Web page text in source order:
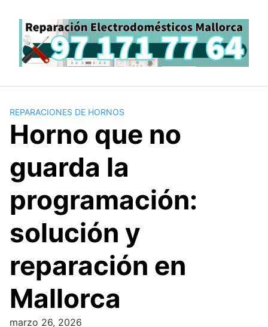
contenido
REPARACIONES DE HORNOS
Horno que no
guarda la
programación:
solución y
reparación en
Mallorca
marzo 26, 2026